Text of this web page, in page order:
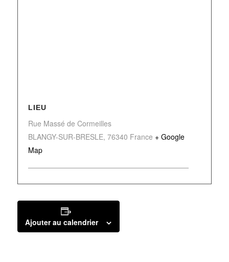
LIEU
Rue Massé de Cormeilles
BLANGY-SUR-BRESLE, 76340 France + Google
Map
Ajouter au calendrier